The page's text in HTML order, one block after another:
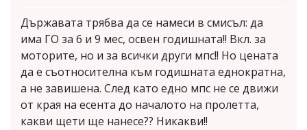
Държавата трябва да се намеси в смисъл: да
има ГО за 6 и 9 мес, освен годишната!! Вкл. за
моторите, но и за всички други мпс!! Но цената
да е съотносителна към годишната еднократна,
а не завишена. След като едно мпс не се движи
от края на есента до началото на пролетта,
какви щети ще нанесе?? Никакви!!